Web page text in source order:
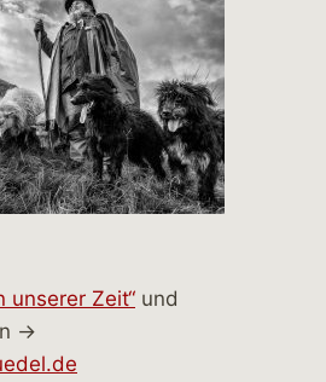
unserer Zeit“ und
→